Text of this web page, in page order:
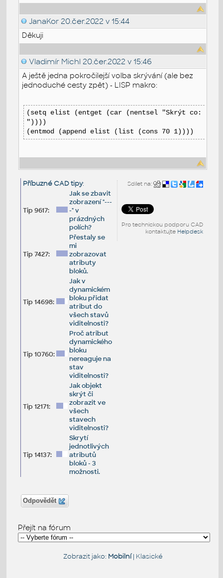
JanaKor 20.čer.2022 v 15:44
Děkuji
Vladimír Michl 20.čer.2022 v 15:46
A ještě jedna pokročilejší volba skrývání (ale bez
jednoduché cesty zpět) - LISP makro:
(setq elist (entget (car (nentsel "Skrýt co:
"))))
(entmod (append elist (list (cons 70 1))))
Sdílet na:
Pro technickou podporu CAD
kontaktujte Helpdesk
Příbuzné CAD tipy:
Tip 9617:
Jak se zbavit
zobrazení "---
-" v
prázdných
polích?
Tip 7427:
Přestaly se
mi
zobrazovat
atributy
bloků.
Tip 14698:
Jak v
dynamickém
bloku přidat
atribut do
všech stavů
viditelnosti?
Tip 10760:
Proč atribut
dynamického
bloku
nereaguje na
stav
viditelnosti?
Tip 12171:
Jak objekt
skrýt či
zobrazit ve
všech
stavech
viditelnosti?
Tip 14137:
Skrytí
jednotlivých
atributů
bloků - 3
možnosti.
Odpovědět
Přejít na fórum
Zobrazit jako: Mobilní| Klasické